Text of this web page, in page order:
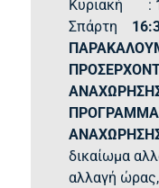
Κυριακή
:
Σπάρτη
ΑΝΑΧΩΡΗΣΗΣ
δικαίωμα
αλλαγή